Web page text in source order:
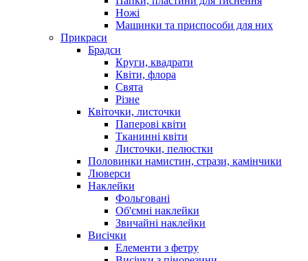
Ножі
Машинки та приспособи для них
Прикраси
Брадси
Круги, квадрати
Квіти, флора
Свята
Різне
Квіточки, листочки
Паперові квіти
Тканинні квіти
Листочки, пелюстки
Половинки намистин, стрази, камінчики
Люверси
Наклейки
Фольговані
Об'ємні наклейки
Звичайні наклейки
Висічки
Елементи з фетру